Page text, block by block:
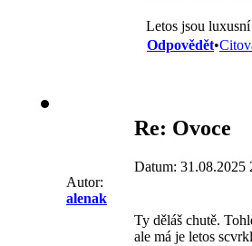
Letos jsou
Odpovědět•
Autor:
alenak
Re: Ovoce
Datum: 31.08.2025
Ty děláš chutě.
ale má je letos